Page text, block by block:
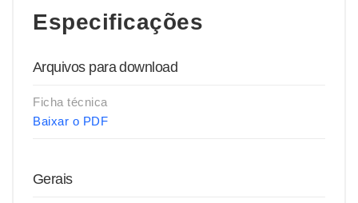
Especificações
Arquivos para download
Ficha técnica
Baixar o PDF
Gerais